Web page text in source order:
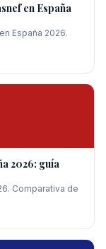
en España
España 2026.
2026: guía
Comparativa de